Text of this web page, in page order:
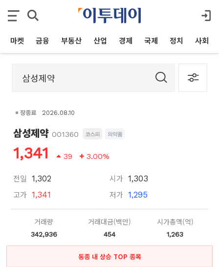
마켓 금융 부동산 산업 경제 국제 정치 사회
장종료 2026.08.10
삼성제약 001360 코스피 의약품
1,341 39 3.00%
전일 1,302
고가 1,341
시가 1,303
저가 1,295
거래량
342,936
거래대금(백만)
454
시가총액(억)
1,263
동종 내 상승 TOP 종목